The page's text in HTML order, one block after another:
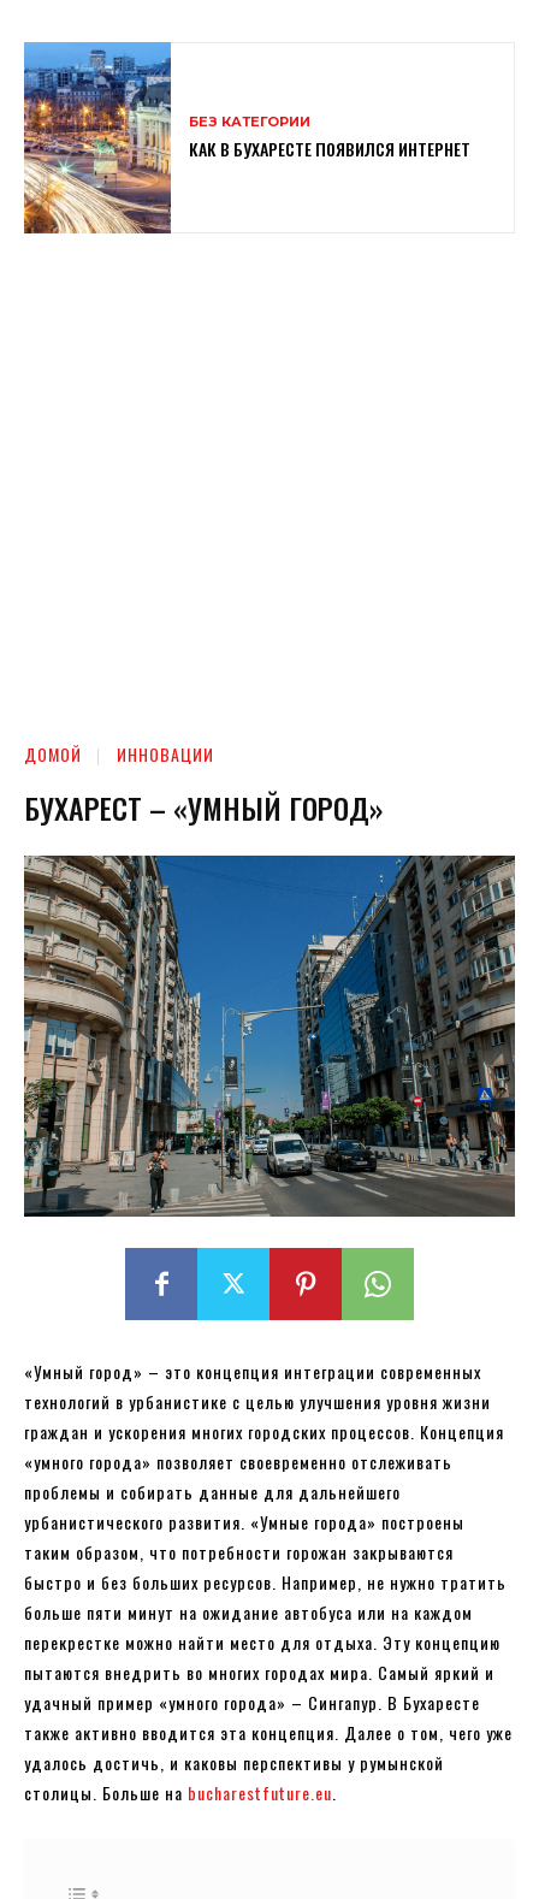
БЕЗ КАТЕГОРИИ
КАК В БУХАРЕСТЕ ПОЯВИЛСЯ ИНТЕРНЕТ